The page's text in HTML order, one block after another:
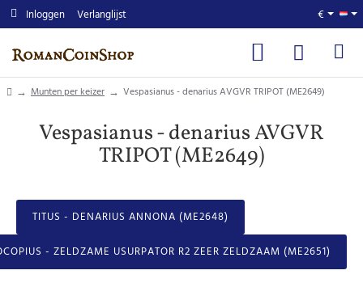
Inloggen Verlanglijst €
homeMunten per keizer Vespasianus - denarius AVGVR TRIPOT (ME2649)
Vespasianus - denarius AVGVR
TRIPOT (ME2649)
TITUS - DENARIUS ANNONA (ME2648)
- ZELDZAME USURPATOR R2 ZEER ZELDZAAM (ME2651)